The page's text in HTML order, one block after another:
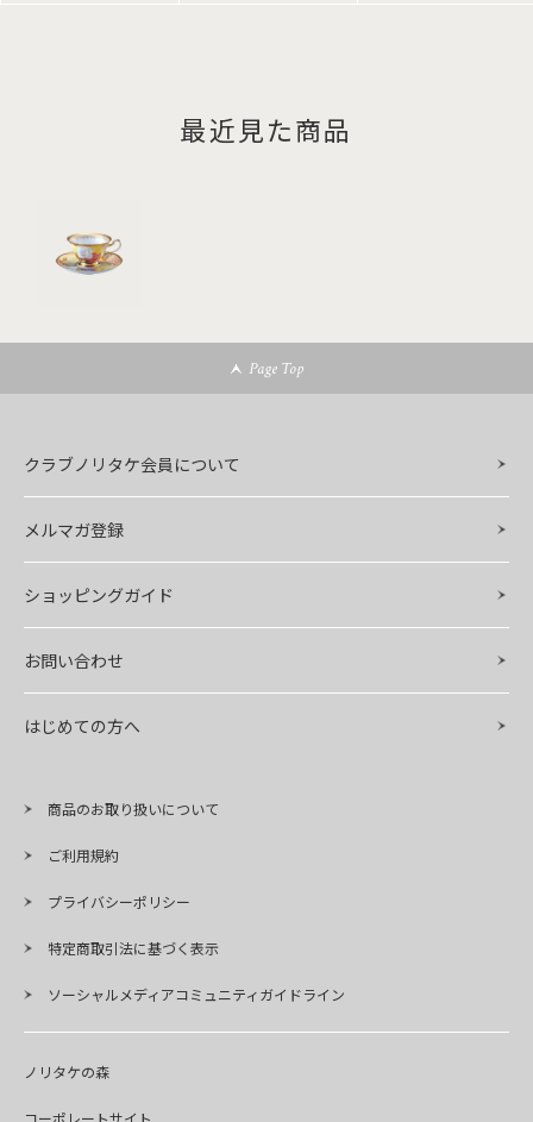
最近見た商品
Page Top
クラブノリタケ会員について
メルマガ登録
ショッピングガイド
お問い合わせ
はじめての方へ
商品のお取り扱いについて
ご利用規約
プライバシーポリシー
特定商取引法に基づく表示
ソーシャルメディアコミュニティガイドライン
ノリタケの森
コーポレートサイト